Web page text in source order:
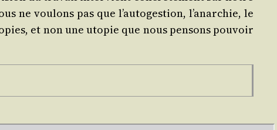
ne vou­lons pas que l’au­to­ges­tion, l’a­nar­chie, le
et non une uto­pie que nous pen­sons pou­voir